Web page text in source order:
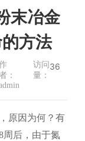
末冶金
方法
：
访问
量：
36
原因为何？有
周后，由于氮